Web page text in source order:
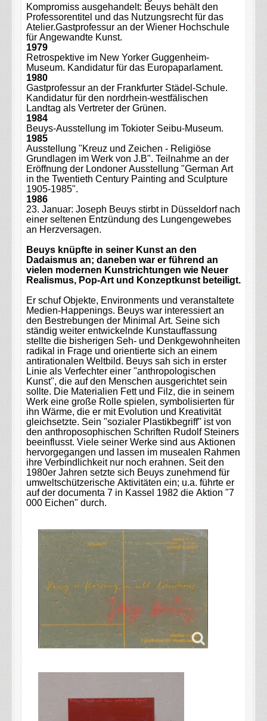
Kompromiss ausgehandelt: Beuys behält den
Professorentitel und das Nutzungsrecht für das
Atelier.Gastprofessur an der Wiener Hochschule
für Angewandte Kunst.
1979
Retrospektive im New Yorker Guggenheim-
Museum. Kandidatur für das Europaparlament.
1980
Gastprofessur an der Frankfurter Städel-Schule.
Kandidatur für den nordrhein-westfälischen
Landtag als Vertreter der Grünen.
1984
Beuys-Ausstellung im Tokioter Seibu-Museum.
1985
Ausstellung "Kreuz und Zeichen - Religiöse
Grundlagen im Werk von J.B". Teilnahme an der
Eröffnung der Londoner Ausstellung "German Art
in the Twentieth Century Painting and Sculpture
1905-1985".
1986
23. Januar: Joseph Beuys stirbt in Düsseldorf nach
einer seltenen Entzündung des Lungengewebes
an Herzversagen.
Beuys knüpfte in seiner Kunst an den
Dadaismus an; daneben war er führend an
vielen modernen Kunstrichtungen wie Neuer
Realismus, Pop-Art und Konzeptkunst beteiligt.
Er schuf Objekte, Environments und veranstaltete
Medien-Happenings. Beuys war interessiert an
den Bestrebungen der Minimal Art. Seine sich
ständig weiter entwickelnde Kunstauffassung
stellte die bisherigen Seh- und Denkgewohnheiten
radikal in Frage und orientierte sich an einem
antirationalen Weltbild. Beuys sah sich in erster
Linie als Verfechter einer "anthropologischen
Kunst", die auf den Menschen ausgerichtet sein
sollte. Die Materialien Fett und Filz, die in seinem
Werk eine große Rolle spielen, symbolisierten für
ihn Wärme, die er mit Evolution und Kreativität
gleichsetzte. Sein "sozialer Plastikbegriff" ist von
den anthroposophischen Schriften Rudolf Steiners
beeinflusst. Viele seiner Werke sind aus Aktionen
hervorgegangen und lassen im musealen Rahmen
ihre Verbindlichkeit nur noch erahnen. Seit den
1980er Jahren setzte sich Beuys zunehmend für
umweltschützerische Aktivitäten ein; u.a. führte er
auf der documenta 7 in Kassel 1982 die Aktion "7
000 Eichen" durch.